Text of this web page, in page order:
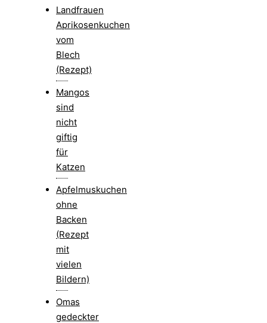
Landfrauen
Aprikosenkuchen
vom
Blech
(Rezept)
Mangos
sind
nicht
giftig
für
Katzen
Apfelmuskuchen
ohne
Backen
(Rezept
mit
vielen
Bildern)
Omas
gedeckter